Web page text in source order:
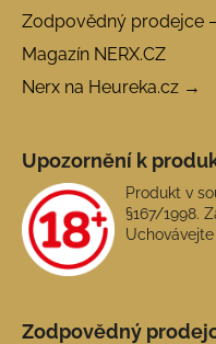
Zodpovědný prodejce
Magazín NERX.CZ
Nerx na Heureka.cz →
Upozornění k
Produkt v
§167/1998.
Zodpovědný